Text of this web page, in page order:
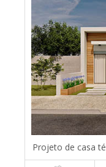
Projeto de casa